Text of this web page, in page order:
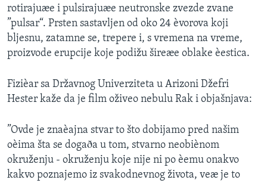
rotirajuæe i pulsirajuæe neutronske zvezde zvane
”pulsar“. Prsten sastavljen od oko 24 èvorova koji
bljesnu, zatamne se, trepere i, s vremena na vreme,
proizvode erupcije koje podižu šireæe oblake èestica.
Fizièar sa Državnog Univerziteta u Arizoni Džefri
Hester kaže da je film oživeo nebulu Rak i objašnjava:
”Ovde je znaèajna stvar to što dobijamo pred našim
oèima šta se dogaða u tom, stvarno neobiènom
okruženju - okruženju koje nije ni po èemu onakvo
kakvo poznajemo iz svakodnevnog života, veæ je to